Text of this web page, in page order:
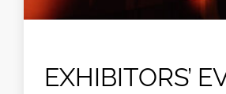
EXHIBITORS’